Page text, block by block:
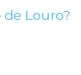
Louro?